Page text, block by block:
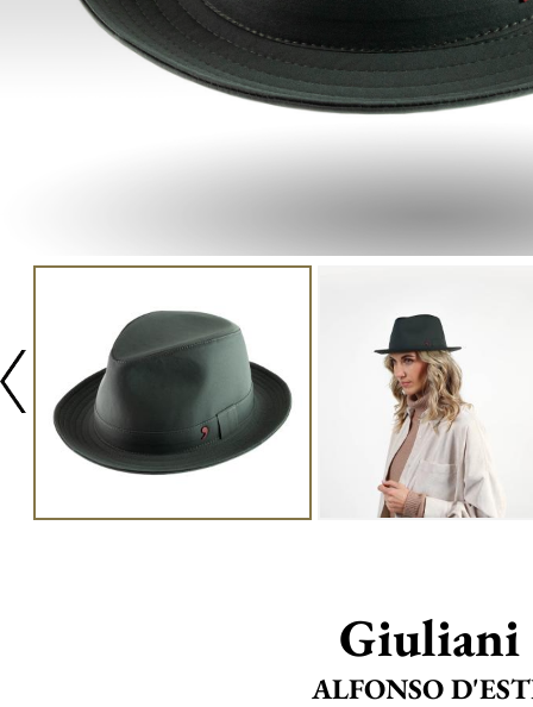
Giuliani
ALFONSO